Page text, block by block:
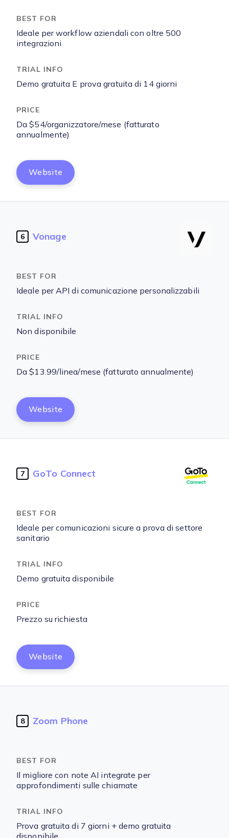
Ideale per workflow aziendali con oltre 500
integrazioni
Demo gratuita E prova gratuita di 14 giorni
Da $54/organizzatore/mese (fatturato
annualmente)
Website
6 Vonage
Ideale per API di comunicazione personalizzabili
Non disponibile
Da $13.99/linea/mese (fatturato annualmente)
Website
7 GoTo Connect
Ideale per comunicazioni sicure a prova di settore
sanitario
Demo gratuita disponibile
Prezzo su richiesta
Website
8 Zoom Phone
Il migliore con note AI integrate per
approfondimenti sulle chiamate
Prova gratuita di 7 giorni + demo gratuita
disponibile